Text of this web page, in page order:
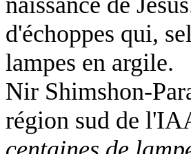
d'échoppes qui,
lampes en argile.
Nir Shimshon-
région sud de